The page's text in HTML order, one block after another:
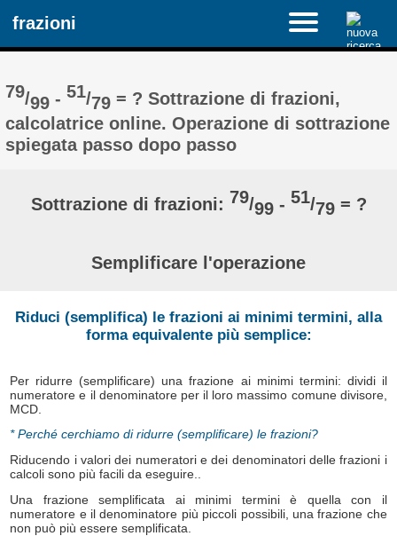
frazioni
79/99 -51/79 = ? Sottrazione di frazioni,
calcolatrice online. Operazione di sottrazione
spiegata passo dopo passo
Sottrazione di frazioni: 79/99- 51/79= ?
Semplificare l'operazione
Riduci (semplifica) le frazioni ai minimi termini, alla
forma equivalente più semplice:
Per ridurre (semplificare) una frazione ai minimi termini: dividi il
numeratore e il denominatore per il loro massimo comune divisore,
MCD.
* Perché cerchiamo di ridurre (semplificare) le frazioni?
Riducendo i valori dei numeratori e dei denominatori delle frazioni i
calcoli sono più facili da eseguire..
Una frazione semplificata ai minimi termini è quella con il
numeratore e il denominatore più piccoli possibili, una frazione che
non può più essere semplificata.